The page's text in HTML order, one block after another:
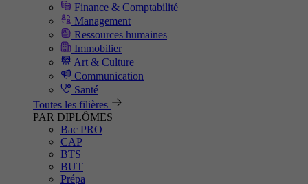
Finance & Comptabilité
Management
Ressources humaines
Immobilier
Art & Culture
Communication
Santé
Toutes les filières
PAR DIPLÔMES
Bac PRO
CAP
BTS
BUT
Prépa